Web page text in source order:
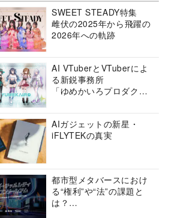
SWEET STEADY特集
雌伏の2025年から飛躍の
2026年への軌跡
AI VTuberとVTuberによ
る新鋭事務所
「ゆめかいろプロダクシ
AIガジェットの新星・
iFLYTEKの真実
都市型メタバースにおけ
る“権利”や“法”の課題と
は？